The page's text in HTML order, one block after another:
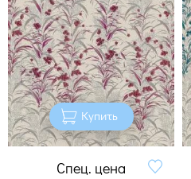
Купить
Спец. цена